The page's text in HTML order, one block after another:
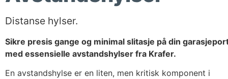
Distanse hylser.
Sikre presis gange og minimal slitasje på din
med essensielle avstandshylser fra Krafer.
En avstandshylse er en liten, men kritisk komponent i